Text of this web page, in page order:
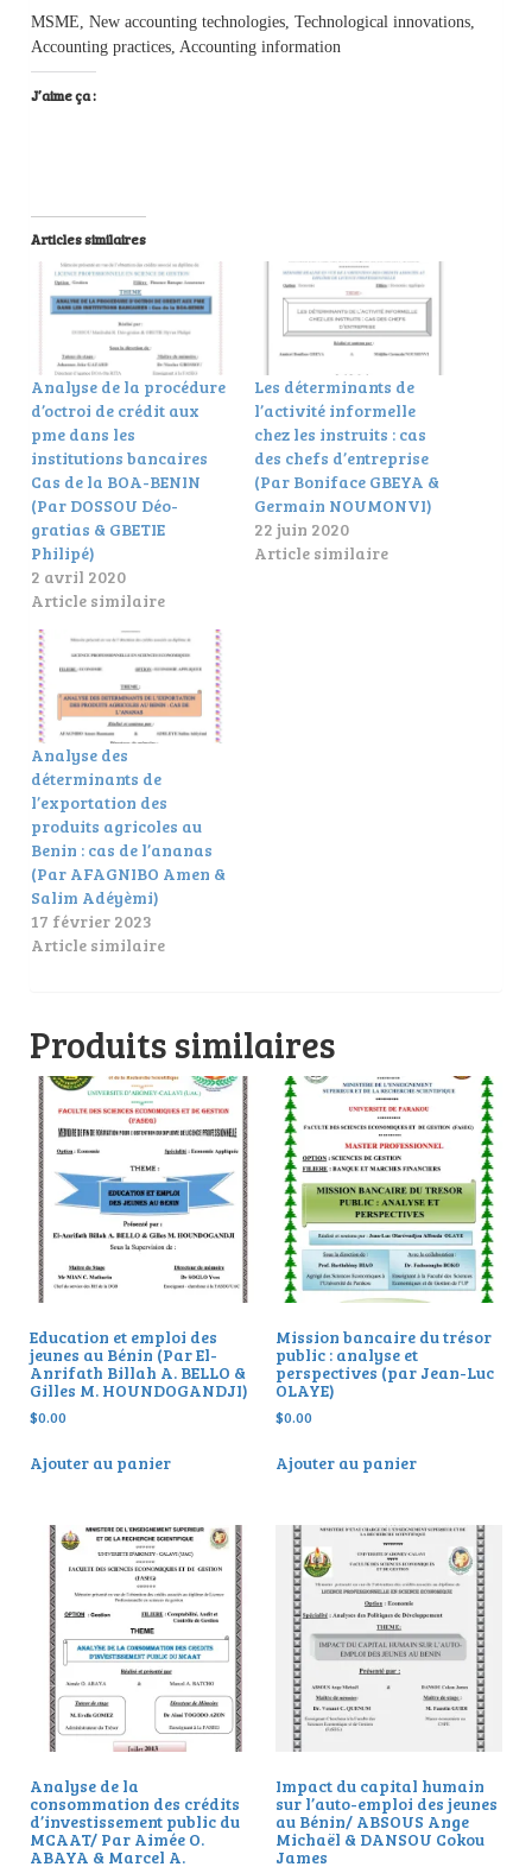
MSME, New accounting technologies, Technological innovations,
Accounting practices, Accounting information
J’aime ça :
Articles similaires
Analyse de la procédure
d’octroi de crédit aux
pme dans les
institutions bancaires
Cas de la BOA-BENIN
(Par DOSSOU Déo-
gratias & GBETIE
Philipé)
2 avril 2020
Article similaire
Les déterminants de
l’activité informelle
chez les instruits : cas
des chefs d’entreprise
(Par Boniface GBEYA &
Germain NOUMONVI)
22 juin 2020
Article similaire
Analyse des
déterminants de
l’exportation des
produits agricoles au
Benin : cas de l’ananas
(Par AFAGNIBO Amen &
Salim Adéyèmi)
17 février 2023
Article similaire
Produits similaires
Education et emploi des
jeunes au Bénin (Par El-
Anrifath Billah A. BELLO &
Gilles M. HOUNDOGANDJI)
$0.00
Ajouter au panier
Mission bancaire du trésor
public : analyse et
perspectives (par Jean-Luc
OLAYE)
$0.00
Ajouter au panier
Analyse de la
consommation des crédits
d’investissement public du
MCAAT/ Par Aimée O.
ABAYA & Marcel A.
Impact du capital humain
sur l’auto-emploi des jeunes
au Bénin/ ABSOUS Ange
Michaël & DANSOU Cokou
James